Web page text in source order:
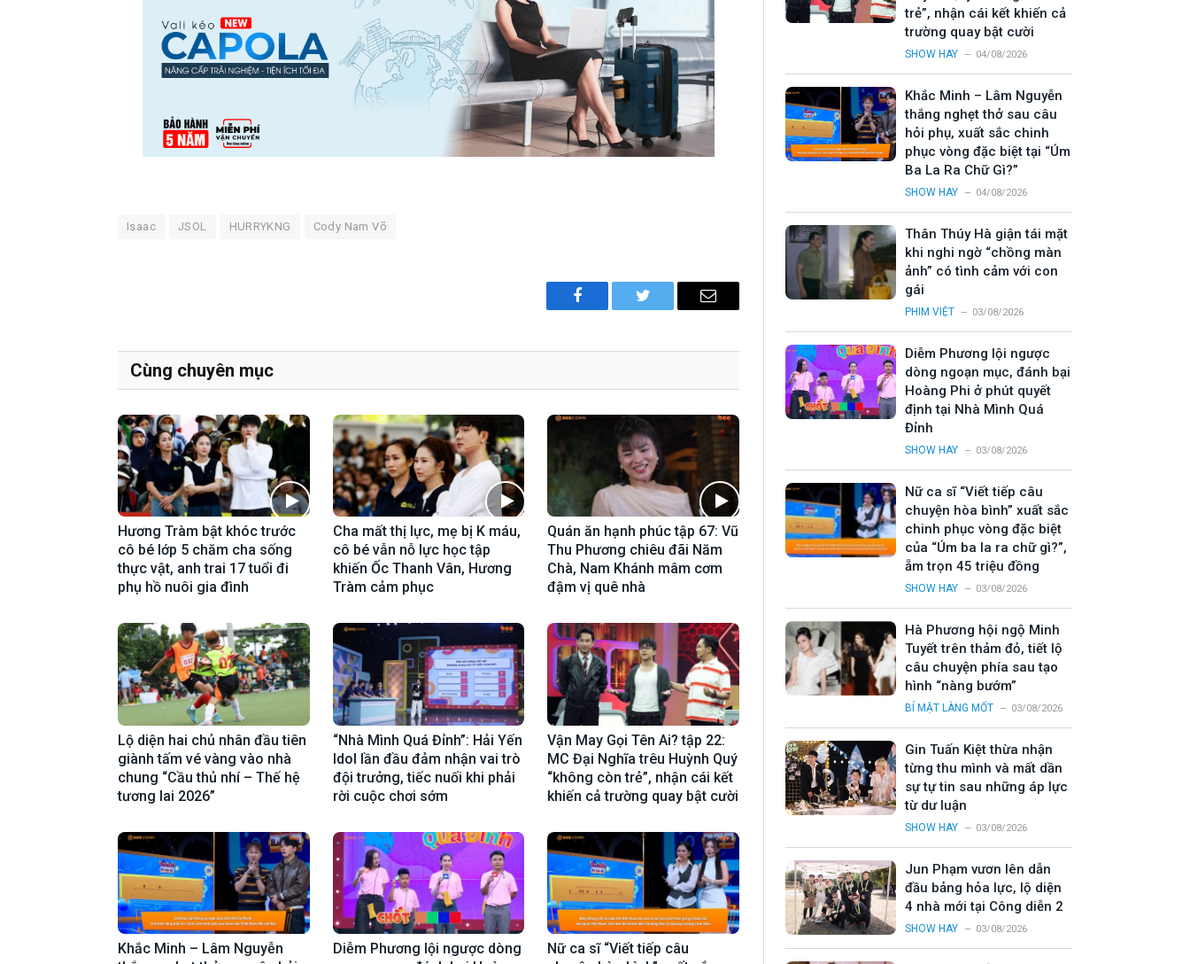
Isaac JSOL HURRYKNG Cody Nam Võ
Facebook Twitter Email
Cùng chuyên mục
Hương Tràm bật khóc trước
cô bé lớp 5 chăm cha sống
thực vật, anh trai 17 tuổi đi
phụ hồ nuôi gia đình
Cha mất thị lực, mẹ bị K máu,
cô bé vẫn nỗ lực học tập
khiến Ốc Thanh Vân, Hương
Tràm cảm phục
Quán ăn hạnh phúc tập 67: Vũ
Thu Phương chiêu đãi Năm
Chà, Nam Khánh mâm cơm
đậm vị quê nhà
Lộ diện hai chủ nhân đầu tiên
giành tấm vé vàng vào nhà
chung “Cầu thủ nhí – Thế hệ
tương lai 2026”
“Nhà Mình Quá Đỉnh”: Hải Yến
Idol lần đầu đảm nhận vai trò
đội trưởng, tiếc nuối khi phải
rời cuộc chơi sớm
Vận May Gọi Tên Ai? tập 22:
MC Đại Nghĩa trêu Huỳnh Quý
“không còn trẻ”, nhận cái kết
khiến cả trường quay bật cười
Khắc Minh – Lâm Nguyễn
Diễm Phương lội ngược dòng
Nữ ca sĩ “Viết tiếp câu
trẻ”, nhận cái kết khiến cả
trường quay bật cười
SHOW HAY 04/08/2026
Khắc Minh – Lâm Nguyễn
thắng nghẹt thở sau câu
hỏi phụ, xuất sắc chinh
phục vòng đặc biệt tại “Úm
Ba La Ra Chữ Gì?”
SHOW HAY 04/08/2026
Thân Thúy Hà giận tái mặt
khi nghi ngờ “chồng màn
ảnh” có tình cảm với con
gái
PHIM VIỆT 03/08/2026
Diễm Phương lội ngược
dòng ngoạn mục, đánh bại
Hoàng Phi ở phút quyết
định tại Nhà Mình Quá
Đỉnh
SHOW HAY 03/08/2026
Nữ ca sĩ “Viết tiếp câu
chuyện hòa bình” xuất sắc
chinh phục vòng đặc biệt
của “Úm ba la ra chữ gì?”,
ẵm trọn 45 triệu đồng
SHOW HAY 03/08/2026
Hà Phương hội ngộ Minh
Tuyết trên thảm đỏ, tiết lộ
câu chuyện phía sau tạo
hình “nàng bướm”
BÍ MẬT LÀNG MỐT 03/08/2026
Gin Tuấn Kiệt thừa nhận
từng thu mình và mất dần
sự tự tin sau những áp lực
từ dư luận
SHOW HAY 03/08/2026
Jun Phạm vươn lên dẫn
đầu bảng hỏa lực, lộ diện
4 nhà mới tại Công diễn 2
SHOW HAY 03/08/2026